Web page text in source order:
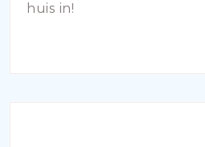
huis in!